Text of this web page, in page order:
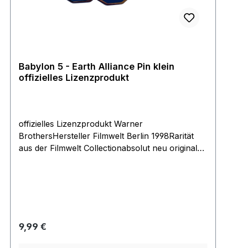
Babylon 5 - Earth Alliance Pin klein
offizielles Lizenzprodukt
offizielles Lizenzprodukt Warner
BrothersHersteller Filmwelt Berlin 1998Rarität
aus der Filmwelt Collectionabsolut neu original
Regulärer Preis:
9,99 €